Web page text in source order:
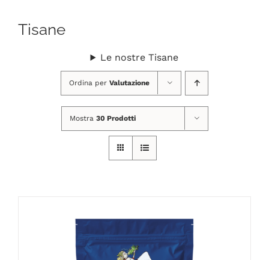
SHOP ONLINE
PUNTI VENDITA
DELIVERY ROMA
Tisane
Le nostre Tisane
Ordina per Valutazione
Mostra 30 Prodotti